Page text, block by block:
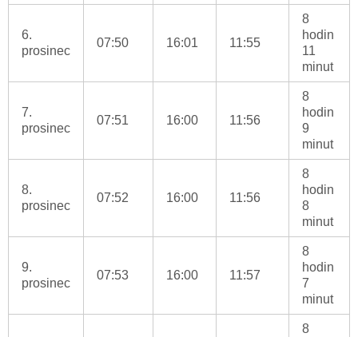
6.
prosinec
07:50 16:01 11:55
8
hodin
11
minut
7.
prosinec
07:51 16:00 11:56
8
hodin
9
minut
8.
prosinec
07:52 16:00 11:56
8
hodin
8
minut
9.
prosinec
07:53 16:00 11:57
8
hodin
7
minut
8